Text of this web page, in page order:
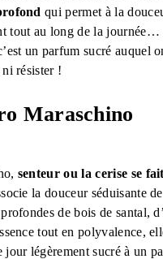
qui permet à la
tout au long de la journée…
un parfum sucré auquel
ni résister !
Maraschino
senteur ou la cerise se
la douceur séduisante
de bois de santal,
tout en polyvalence,
jour légèrement sucré à un